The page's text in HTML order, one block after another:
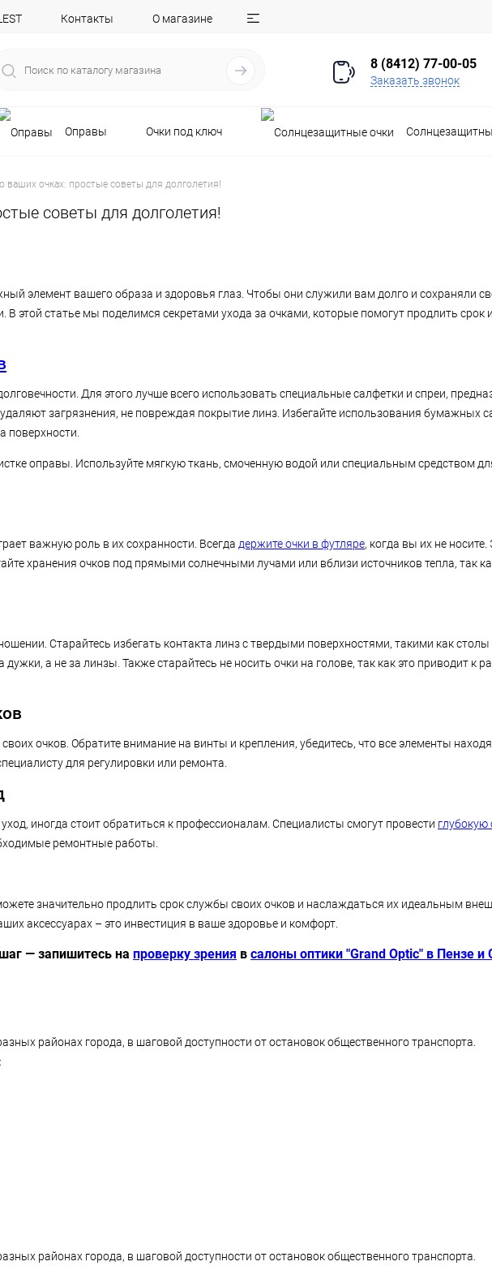
Контакты О магазине
8 (8412) 77-00-05
Заказать звонок
Оправы Очки под ключ
ваших очках: простые советы для долголетия!
советы для долголетия!
элемент вашего образа и здоровья глаз. Чтобы они служили вам долго и сохраняли
этой статье мы поделимся секретами ухода за очками, которые помогут продлить срок
Для этого лучше всего использовать специальные салфетки и спреи,
загрязнения, не повреждая покрытие линз. Избегайте использования бумажных
поверхности.
оправы. Используйте мягкую ткань, смоченную водой или специальным средством
важную роль в их сохранности. Всегда держите очки в футляре, когда вы их не
хранения очков под прямыми солнечными лучами или вблизи источников тепла, так
Старайтесь избегать контакта линз с твердыми поверхностями, такими как столы
а не за линзы. Также старайтесь не носить очки на голове, так как это приводит к
очков. Обратите внимание на винты и крепления, убедитесь, что все элементы
для регулировки или ремонта.
иногда стоит обратиться к профессионалам. Специалисты смогут провести глубокую
ремонтные работы.
значительно продлить срок службы своих очков и наслаждаться их идеальным
аксессуарах – это инвестиция в ваше здоровье и комфорт.
— запишитесь на проверку зрения в салоны оптики "Grand Optic" в Пензе и
районах города, в шаговой доступности от остановок общественного транспорта.
районах города, в шаговой доступности от остановок общественного транспорта.